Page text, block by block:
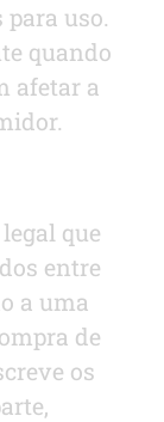
para uso.
quando
afetar a
que
entre
a uma
de
os